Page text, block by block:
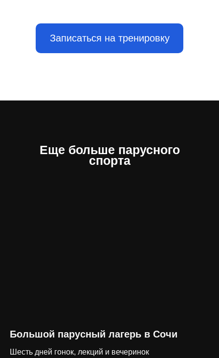
Записаться на тренировку
Еще больше парусного
спорта
Большой парусный лагерь в Сочи
Шесть дней гонок, лекций и вечеринок